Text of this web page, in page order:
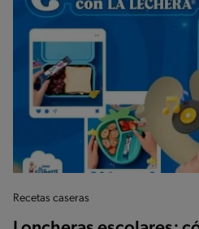
Recetas caseras